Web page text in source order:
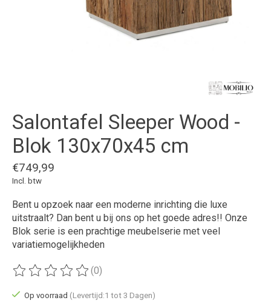
Salontafel Sleeper Wood -
Blok 130x70x45 cm
€749,99
Incl. btw
Bent u opzoek naar een moderne inrichting die luxe
uitstraalt? Dan bent u bij ons op het goede adres!! Onze
Blok serie is een prachtige meubelserie met veel
variatiemogelijkheden
De beoordeling van dit product is
(0)
Op voorraad (Levertijd:1 tot 3 Dagen)